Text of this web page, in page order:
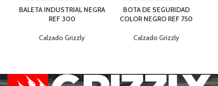
BALETA INDUSTRIAL NEGRA
REF 300
Calzado Grizzly
BOTA DE SEGURIDAD
COLOR NEGRO REF 750
Calzado Grizzly